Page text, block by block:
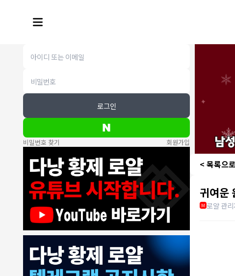
로그인
비밀번호 찾기 회원가입
< 목록으로
귀여운
M 로얄 관